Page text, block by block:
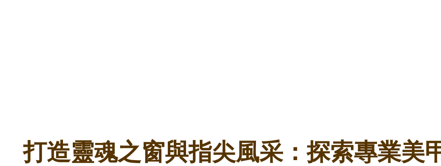
打造靈魂之窗與指尖風采：探索專業美